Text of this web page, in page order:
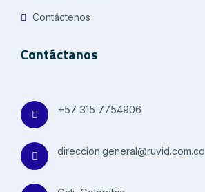
Contáctenos
Contáctanos
+57 315 7754906
direccion.general@ruvid.com.co